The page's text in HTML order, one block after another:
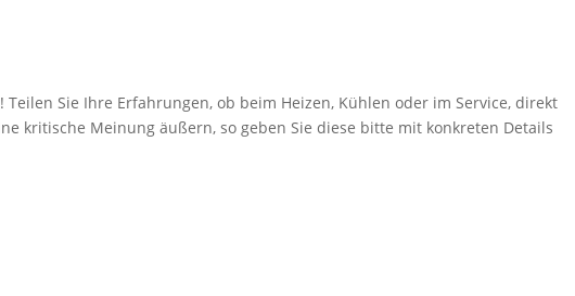
Sie Ihre Erfahrungen, ob beim Heizen, Kühlen oder im Service, direkt
kritische Meinung äußern, so geben Sie diese bitte mit konkreten Details